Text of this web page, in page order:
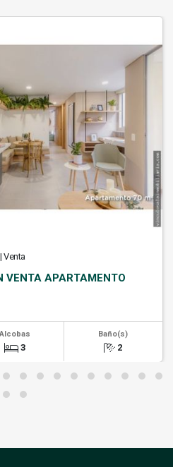
| Venta
VENTA APARTAMENTO
3
Baño(s)
2